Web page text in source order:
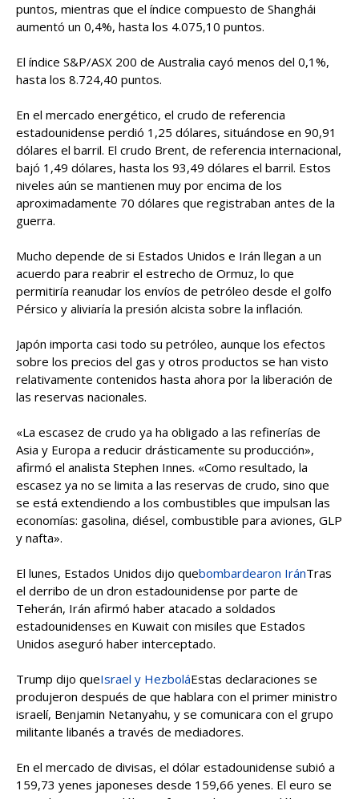
puntos, mientras que el índice compuesto de Shanghái
aumentó un 0,4%, hasta los 4.075,10 puntos.
El índice S&P/ASX 200 de Australia cayó menos del 0,1%,
hasta los 8.724,40 puntos.
En el mercado energético, el crudo de referencia
estadounidense perdió 1,25 dólares, situándose en 90,91
dólares el barril. El crudo Brent, de referencia internacional,
bajó 1,49 dólares, hasta los 93,49 dólares el barril. Estos
niveles aún se mantienen muy por encima de los
aproximadamente 70 dólares que registraban antes de la
guerra.
Mucho depende de si Estados Unidos e Irán llegan a un
acuerdo para reabrir el estrecho de Ormuz, lo que
permitiría reanudar los envíos de petróleo desde el golfo
Pérsico y aliviaría la presión alcista sobre la inflación.
Japón importa casi todo su petróleo, aunque los efectos
sobre los precios del gas y otros productos se han visto
relativamente contenidos hasta ahora por la liberación de
las reservas nacionales.
«La escasez de crudo ya ha obligado a las refinerías de
Asia y Europa a reducir drásticamente su producción»,
afirmó el analista Stephen Innes. «Como resultado, la
escasez ya no se limita a las reservas de crudo, sino que
se está extendiendo a los combustibles que impulsan las
economías: gasolina, diésel, combustible para aviones, GLP
y nafta».
El lunes, Estados Unidos dijo quebombardearon IránTras
el derribo de un dron estadounidense por parte de
Teherán, Irán afirmó haber atacado a soldados
estadounidenses en Kuwait con misiles que Estados
Unidos aseguró haber interceptado.
Trump dijo queIsrael y HezboláEstas declaraciones se
produjeron después de que hablara con el primer ministro
israelí, Benjamin Netanyahu, y se comunicara con el grupo
militante libanés a través de mediadores.
En el mercado de divisas, el dólar estadounidense subió a
159,73 yenes japoneses desde 159,66 yenes. El euro se